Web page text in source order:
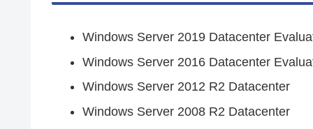
Windows Server 2019 Datacenter
Windows Server 2016 Datacenter
Windows Server 2012 R2 Datacenter
Windows Server 2008 R2 Datacenter